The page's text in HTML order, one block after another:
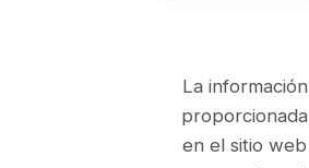
La información
proporcionada
en el sitio web